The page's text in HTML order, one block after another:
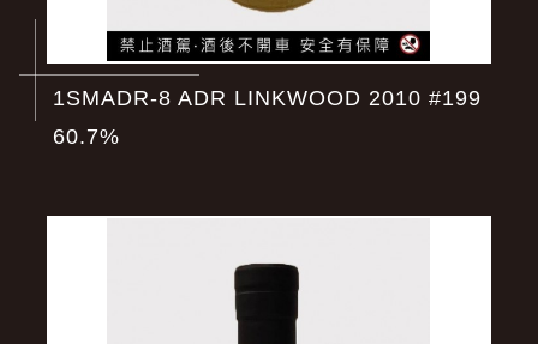
1SMADR-8 ADR LINKWOOD 2010 #199
60.7%